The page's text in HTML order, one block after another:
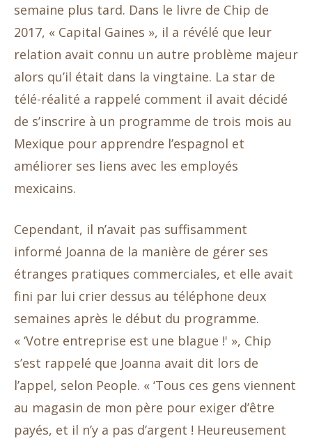
semaine plus tard. Dans le livre de Chip de
2017, « Capital Gaines », il a révélé que leur
relation avait connu un autre problème majeur
alors qu’il était dans la vingtaine. La star de
télé-réalité a rappelé comment il avait décidé
de s’inscrire à un programme de trois mois au
Mexique pour apprendre l’espagnol et
améliorer ses liens avec les employés
mexicains.
Cependant, il n’avait pas suffisamment
informé Joanna de la manière de gérer ses
étranges pratiques commerciales, et elle avait
fini par lui crier dessus au téléphone deux
semaines après le début du programme.
« ‘Votre entreprise est une blague !' », Chip
s’est rappelé que Joanna avait dit lors de
l’appel, selon People. « ‘Tous ces gens viennent
au magasin de mon père pour exiger d’être
payés, et il n’y a pas d’argent ! Heureusement